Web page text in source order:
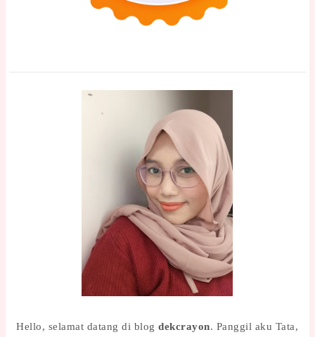
Hello, selamat datang di blogdekcrayon. Panggil aku Tata,